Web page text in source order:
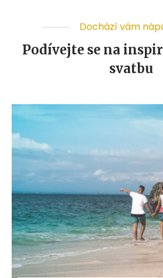
Dochází vám
Podívejte se na
svatbu